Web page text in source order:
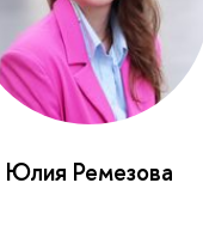
Юлия Ремезова